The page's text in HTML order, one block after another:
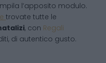
l’apposito modulo.
trovate tutte le
, con Regali
di autentico gusto.